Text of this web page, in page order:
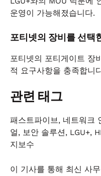
운영이 가능해졌습니다.
포티넷의 장비를 선택
포티넷의 포티게이트 장
적 요구사항을 충족합니
관련 태그
패스트파이브, 네트워크
얼, 보안 솔루션, LGU+,
지보수
이 기사를 통해 최신 사